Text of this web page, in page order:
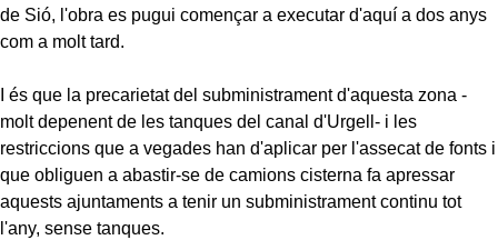
de Sió, l'obra es pugui començar a executar d'aquí a dos anys
com a molt tard.
I és que la precarietat del subministrament d'aquesta zona -
molt depenent de les tanques del canal d'Urgell- i les
restriccions que a vegades han d'aplicar per l'assecat de fonts i
que obliguen a abastir-se de camions cisterna fa apressar
aquests ajuntaments a tenir un subministrament continu tot
l'any, sense tanques.